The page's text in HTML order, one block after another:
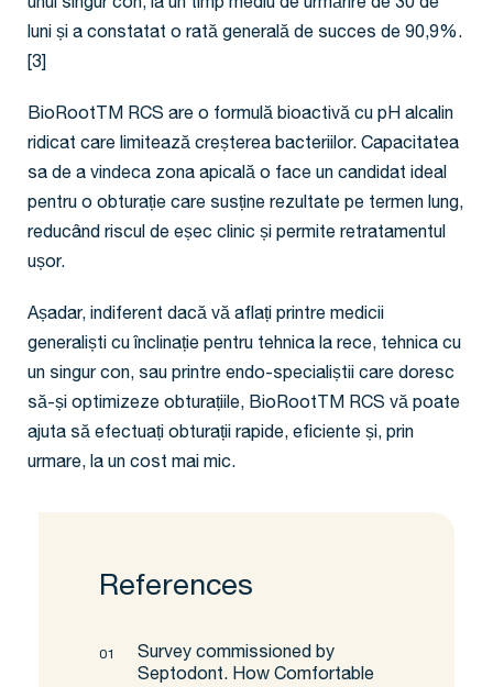
unui singur con, la un timp mediu de urmărire de 30 de
luni și a constatat o rată generală de succes de 90,9%.
[3]
BioRootTM RCS are o formulă bioactivă cu pH alcalin
ridicat care limitează creșterea bacteriilor. Capacitatea
sa de a vindeca zona apicală o face un candidat ideal
pentru o obturație care susține rezultate pe termen lung,
reducând riscul de eșec clinic și permite retratamentul
ușor.
Așadar, indiferent dacă vă aflați printre medicii
generaliști cu înclinație pentru tehnica la rece, tehnica cu
un singur con, sau printre endo-specialiștii care doresc
să-și optimizeze obturațiile, BioRootTM RCS vă poate
ajuta să efectuați obturații rapide, eficiente și, prin
urmare, la un cost mai mic.
References
Survey commissioned by
Septodont. How Comfortable